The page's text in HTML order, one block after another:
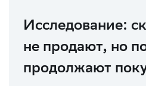
Исследование:
не продают, но
продолжают